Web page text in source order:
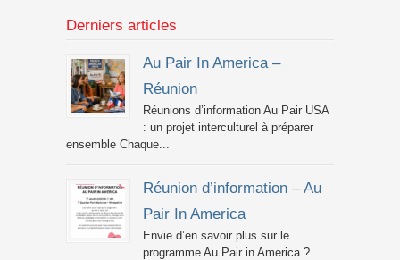
Derniers articles
Au Pair In America –
Réunion
Réunions d’information Au Pair USA
: un projet interculturel à préparer
ensemble Chaque...
Réunion d’information – Au
Pair In America
Envie d’en savoir plus sur le
programme Au Pair in America ?